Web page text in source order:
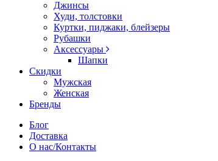
Джинсы
Худи, толстовки
Куртки, пиджаки, блейзеры
Рубашки
Аксессуары
Шапки
Скидки
Мужская
Женская
Бренды
Блог
Доставка
О нас/Контакты